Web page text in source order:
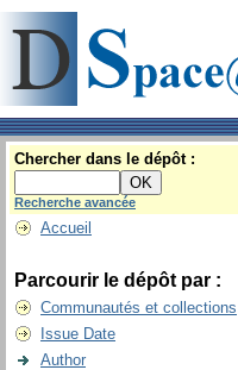
Chercher dans le dépôt :
Recherche avancée
Accueil
Parcourir le dépôt par :
Communautés et collections
Issue Date
Author